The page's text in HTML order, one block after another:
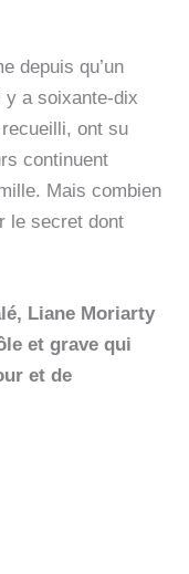
depuis qu’un
y a soixante-dix
ont su
continuent
Mais combien
le secret dont
Liane Moriarty
et grave qui
et de